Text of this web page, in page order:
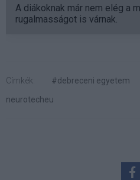
A diákoknak már nem elég a
rugalmasságot is várnak.
Címkék: #debreceni egyetem
neurotecheu